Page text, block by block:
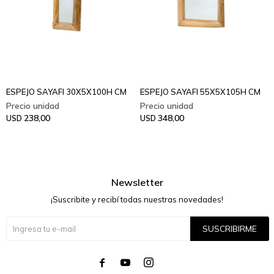
ESPEJO SAYAFI 30X5X100H CM
USD 238,00
ESPEJO SAYAFI 55X5X105H CM
USD 348,00
Newsletter
¡Suscribite y recibí todas nuestras novedades!
SUSCRIBIRME
  